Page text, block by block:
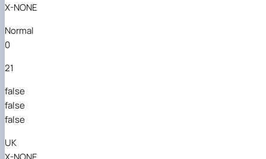
X-NONE
Normal
0
21
false
false
false
UK